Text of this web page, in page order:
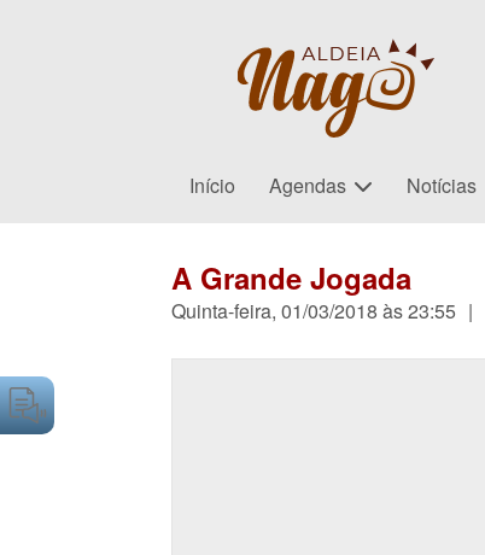
Início Agendas Notícias
A Grande Jogada
Quinta-feira, 01/03/2018 às 23:55 |